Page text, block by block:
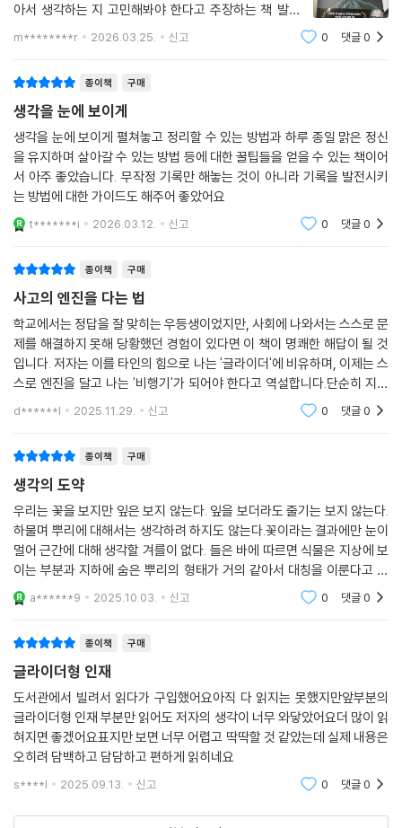
아서 생각하는 지 고민해봐야 한다고 주장하는 책 발효,
재운다, 칵테일, 에디터십, 아날로지 등.. 여러가지 생각의
m********r 2026.03.25. 신고 0 댓글0
종이책 구매
생각을 눈에 보이게
생각을 눈에 보이게 펼쳐놓고 정리할 수 있는 방법과 하루 종일 맑은 정신
을 유지하며 살아갈 수 있는 방법 등에 대한 꿀팁들을 얻을 수 있는 책이어
서 아주 좋았습니다. 무작정 기록만 해놓는 것이 아니라 기록을 발전시키
는 방법에 대한 가이드도 해주어 좋았어요
t*******i 2026.03.12. 신고 0 댓글0
종이책 구매
사고의 엔진을 다는 법
학교에서는 정답을 잘 맞히는 우등생이었지만, 사회에 나와서는 스스로 문
제를 해결하지 못해 당황했던 경험이 있다면 이 책이 명쾌한 해답이 될 것
입니다. 저자는 이를 타인의 힘으로 나는 '글라이더'에 비유하며, 이제는 스
스로 엔진을 달고 나는 '비행기'가 되어야 한다고 역설합니다.단순히 지식
을 머릿속에 채우는 것이 아니라, 묵히고 발효시켜 지혜로 만드는 과정(숙
d******l 2025.11.29. 신고 0 댓글0
종이책 구매
생각의 도약
우리는 꽃을 보지만 잎은 보지 않는다. 잎을 보더라도 줄기는 보지 않는다.
하물며 뿌리에 대해서는 생각하려 하지도 않는다.꽃이라는 결과에만 눈이
멀어 근간에 대해 생각할 겨를이 없다. 들은 바에 따르면 식물은 지상에 보
이는 부분과 지하에 숨은 뿌리의 형태가 거의 같아서 대칭을 이룬다고 한
다. 꽃이 피는 것도 땅속에 큰 조직이 있기 때문이다.
a******9 2025.10.03. 신고 0 댓글0
종이책 구매
글라이더형 인재
도서관에서 빌려서 읽다가 구입했어요아직 다 읽지는 못했지만앞부분의
글라이더형 인재 부분만 읽어도 저자의 생각이 너무 와닿았어요더 많이 읽
혀지면 좋겠어요표지만 보면 너무 어렵고 딱딱할 것 같았는데 실제 내용은
오히려 담백하고 담담하고 편하게 읽히네요
s****l 2025.09.13. 신고 0 댓글0